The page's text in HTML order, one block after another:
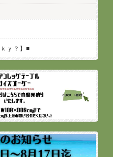
ｙ？】■